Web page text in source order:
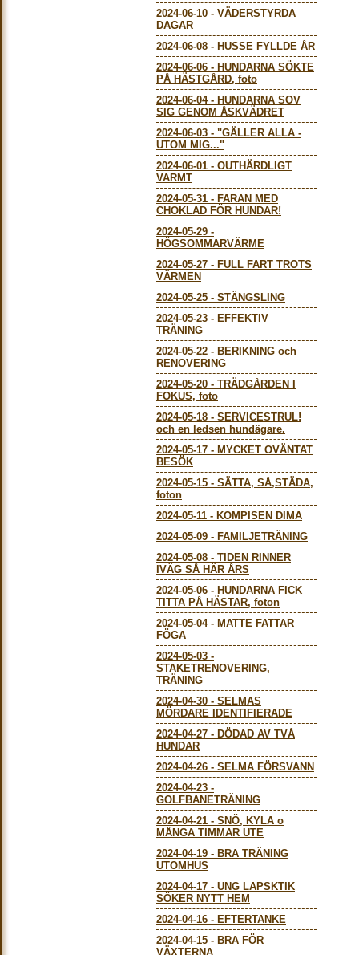
2024-06-10 - VÄDERSTYRDA
DAGAR
2024-06-08 - HUSSE FYLLDE ÅR
2024-06-06 - HUNDARNA SÖKTE
PÅ HÄSTGÅRD, foto
2024-06-04- HUNDARNA SOV
SIG GENOM ÅSKVÄDRET
2024-06-03 - "GÄLLER ALLA -
UTOM MIG..."
2024-06-01 - OUTHÄRDLIGT
VARMT
2024-05-31 - FARAN MED
CHOKLAD FÖR HUNDAR!
2024-05-29 -
HÖGSOMMARVÄRME
2024-05-27 - FULL FART TROTS
VÄRMEN
2024-05-25 - STÄNGSLING
2024-05-23 - EFFEKTIV
TRÄNING
2024-05-22 - BERIKNING och
RENOVERING
2024-05-20 - TRÄDGÅRDEN I
FOKUS, foto
2024-05-18 - SERVICESTRUL!
och en ledsen hundägare.
2024-05-17 - MYCKET OVÄNTAT
BESÖK
2024-05-15 - SÄTTA, SÅ,STÄDA,
foton
2024-05-11 - KOMPISEN DIMA
2024-05-09 - FAMILJETRÄNING
2024-05-08 - TIDEN RINNER
IVÄG SÅ HÄR ÅRS
2024-05-06 - HUNDARNA FICK
TITTA PÅ HÄSTAR, foton
2024-05-04- MATTE FATTAR
FÖGA
2024-05-03 -
STAKETRENOVERING,
TRÄNING
2024-04-30 - SELMAS
MÖRDARE IDENTIFIERADE
2024-04-27 - DÖDAD AV TVÅ
HUNDAR
2024-04-26 - SELMA FÖRSVANN
2024-04-23 -
GOLFBANETRÄNING
2024-04-21 - SNÖ, KYLA o
MÅNGA TIMMAR UTE
2024-04-19 - BRA TRÄNING
UTOMHUS
2024-04-17 - UNG LAPSKTIK
SÖKER NYTT HEM
2024-04-16 - EFTERTANKE
2024-04-15 - BRA FÖR
VÄXTERNA